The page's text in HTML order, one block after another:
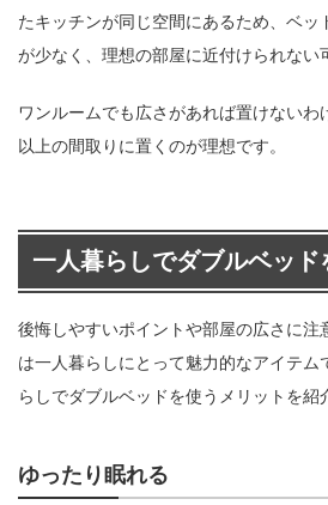
たキッチンが同じ空間にあるため、ベッ
が少なく、理想の部屋に近付けられない
ワンルームでも広さがあれば置けないわ
以上の間取りに置くのが理想です。
一人暮らしでダブルベッド
後悔しやすいポイントや部屋の広さに注
は一人暮らしにとって魅力的なアイテム
らしでダブルベッドを使うメリットを紹
ゆったり眠れる